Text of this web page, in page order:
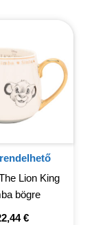
Lion King
bögre
€